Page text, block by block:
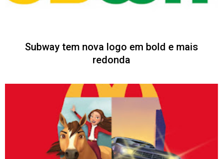
Subway tem nova logo em bold e mais
redonda